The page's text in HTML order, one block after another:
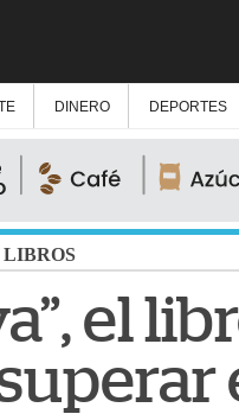
DINERO DEPORTES
LIBROS
el